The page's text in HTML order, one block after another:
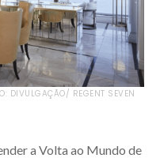
DIVULGAÇÃO/ REGENT SEVEN
a Volta ao Mundo de